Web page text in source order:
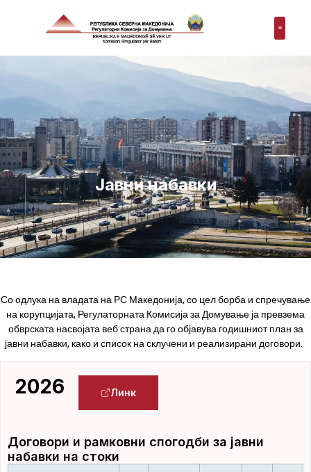
Јавни набавки
Со одлука на владата на РС Македонија, со цел борба и спречување
на корупцијата, Регулаторната Комисија за Домување ја превзема
обврската насвојата веб страна да го објавува годишниот план за
јавни набавки, како и список на склучени и реализирани договори.
2026 Линк
Договори и рамковни спогодби за јавни
набавки на стоки